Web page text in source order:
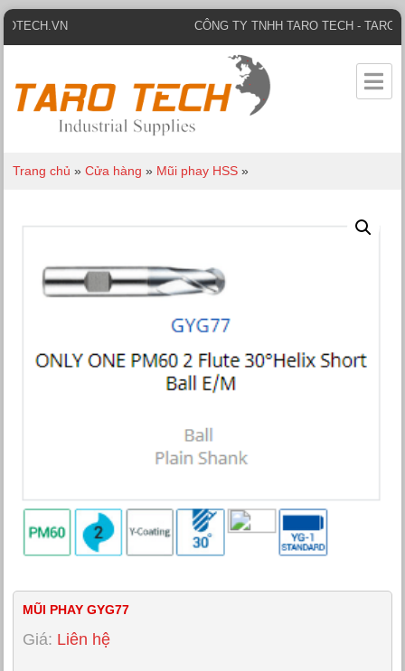
CÔNG TY TNHH TARO TECH - TAROTECH.VN
Trang chủ »Cửa hàng » Mũi phay HSS »
MŨI PHAY GYG77
Giá: Liên hệ